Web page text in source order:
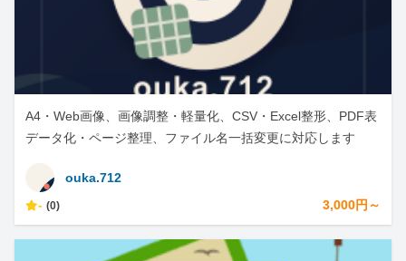
A4・Web画像、画像調整・軽量化、CSV・Excel整形、PDF表
データ化・ページ整理、ファイル名一括変更に対応します
ouka.712
- (0) 3,000円～